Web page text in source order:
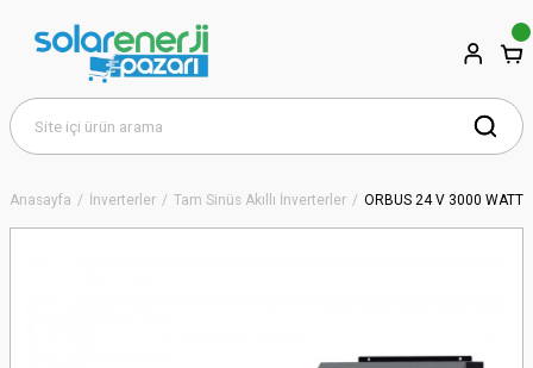
Anasayfa İnverterler Tam Sinüs Akıllı İnverterler ORBUS 24 V 3000 WATT